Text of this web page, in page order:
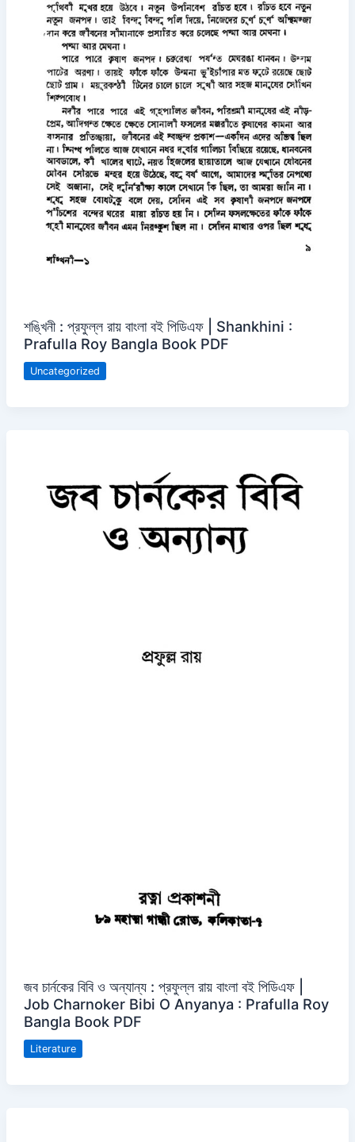
শঙ্খিনী : প্রফুল্ল রায় বাংলা বই পিডিএফ | Shankhini :
Prafulla Roy Bangla Book PDF
Uncategorized
জব চার্নকের বিবি ও অন্যান্য : প্রফুল্ল রায় বাংলা বই পিডিএফ |
Job Charnoker Bibi O Anyanya : Prafulla Roy
Bangla Book PDF
Literature